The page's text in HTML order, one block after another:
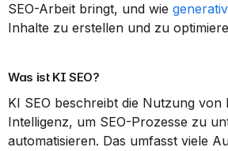
SEO-Arbeit bringt, und wie
Inhalte zu erstellen und zu
Was ist KI SEO?
KI SEO beschreibt die Nutzung von
Intelligenz, um SEO-Prozesse zu
automatisieren. Das umfasst viele